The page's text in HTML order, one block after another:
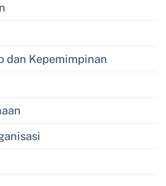
dan Kepemimpinan